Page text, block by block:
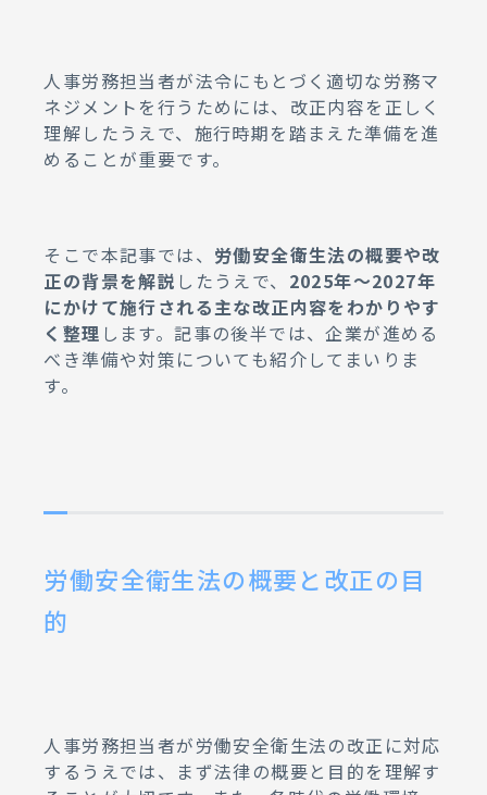
らラクラスへ
人事労務担当者が法令にもとづく適切な労務マ
ネジメントを行うためには、改正内容を正しく
理解したうえで、施行時期を踏まえた準備を進
めることが重要です。
そこで本記事では、 労働安全衛生法の概要や改
正の背景を解説 したうえで、 2025年〜2027年
にかけて施行される主な改正内容をわかりやす
く整理 します。記事の後半では、企業が進める
べき準備や対策についても紹介してまいりま
す。
労働安全衛生法の概要と改正の目
的
人事労務担当者が労働安全衛生法の改正に対応
するうえでは、まず法律の概要と目的を理解す